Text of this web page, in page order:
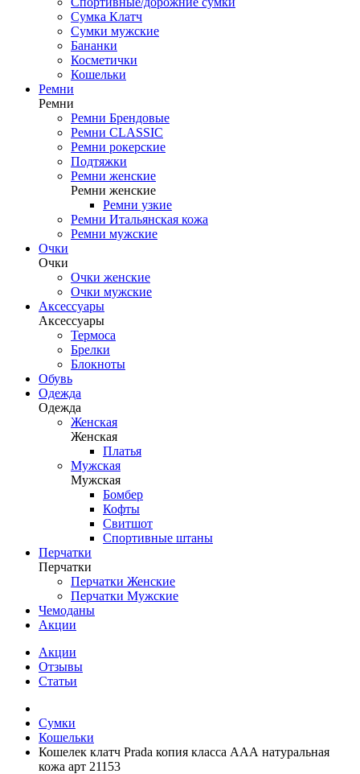
Сумка Клатч
Сумки мужские
Бананки
Косметички
Кошельки
Ремни
Ремни
Ремни Брендовые
Ремни CLASSIC
Ремни рокерские
Подтяжки
Ремни женские
Ремни женские
Ремни узкие
Ремни Итальянская кожа
Ремни мужские
Очки
Очки
Очки женские
Очки мужские
Аксессуары
Аксессуары
Термоса
Брелки
Блокноты
Обувь
Одежда
Одежда
Женская
Женская
Платья
Мужская
Мужская
Бомбер
Кофты
Свитшот
Спортивные штаны
Перчатки
Перчатки
Перчатки Женские
Перчатки Мужские
Чемоданы
Акции
Акции
Отзывы
Статьи
Сумки
Кошельки
Кошелек клатч Prada копия класса ААА натуральная
кожа арт 21153